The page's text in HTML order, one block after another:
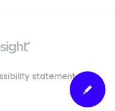
statement